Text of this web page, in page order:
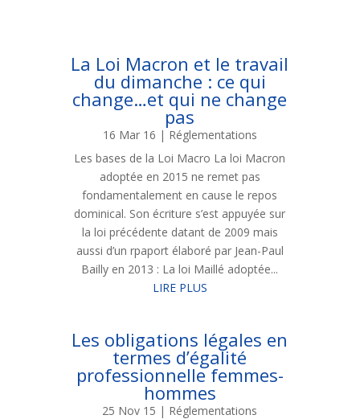
La Loi Macron et le travail
du dimanche : ce qui
change…et qui ne change
pas
16 Mar 16 | Réglementations
Les bases de la Loi Macro La loi Macron
adoptée en 2015 ne remet pas
fondamentalement en cause le repos
dominical. Son écriture s’est appuyée sur
la loi précédente datant de 2009 mais
aussi d’un rpaport élaboré par Jean-Paul
Bailly en 2013 : La loi Maillé adoptée...
LIRE PLUS
Les obligations légales en
termes d’égalité
professionnelle femmes-
hommes
25 Nov 15 | Réglementations